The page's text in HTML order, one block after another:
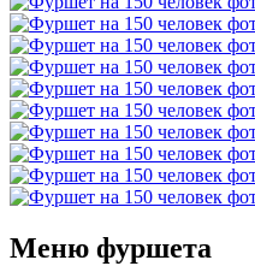
Меню фуршета